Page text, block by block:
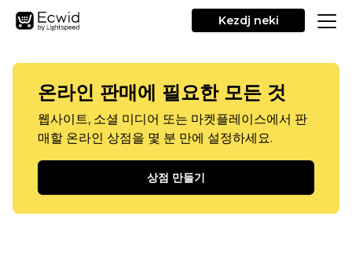
Kezdj neki
온라인 판매에 필요한 모든 것
웹사이트, 소셜 미디어 또는 마켓플레이스에서 판
매할 온라인 상점을 몇 분 만에 설정하세요.
상점 만들기